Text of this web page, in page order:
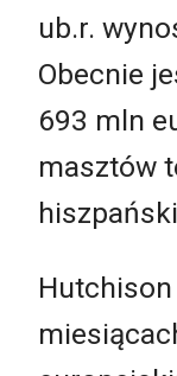
ub.r.
Obecnie
693 mln
masztów